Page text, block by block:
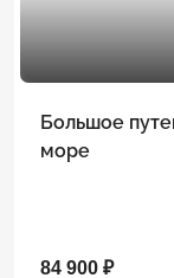
Большое
море
84 900 ₽